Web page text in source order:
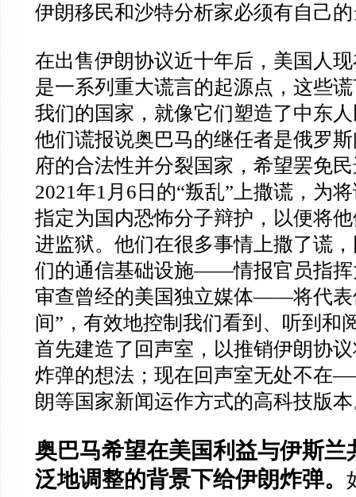
伊朗移民和沙特分析家必须有自己
在出售伊朗协议近十年后，美国人
是一系列重大谎言的起源点，这些
我们的国家，就像它们塑造了中东
他们谎报说奥巴马的继任者是俄罗
府的合法性并分裂国家，希望罢免
2021年1 月 6 日的“叛乱” 上撒谎，为
指定为国内恐怖分子辩护，以便将
进监狱。他们在很多事情上撒了谎
们的通信基础设施——情报官员指
审查曾经的美国独立媒体——将代
间” ，有效地控制我们看到、听到和
首先建造了回声室，以推销伊朗协
炸弹的想法；现在回声室无处不在
朗等国家新闻运作方式的高科技版
奥巴马希望在美国利益与伊斯兰
泛地调整的背景下给伊朗炸弹。